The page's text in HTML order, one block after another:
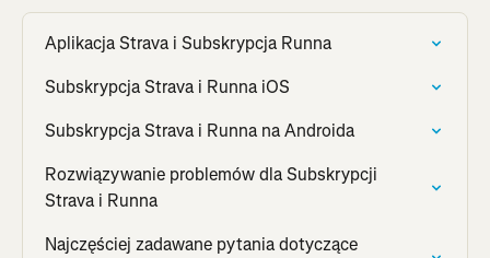
Aplikacja Strava i Subskrypcja Runna
Subskrypcja Strava i Runna iOS
Subskrypcja Strava i Runna na Androida
Rozwiązywanie problemów dla Subskrypcji
Strava i Runna
Najczęściej zadawane pytania dotyczące